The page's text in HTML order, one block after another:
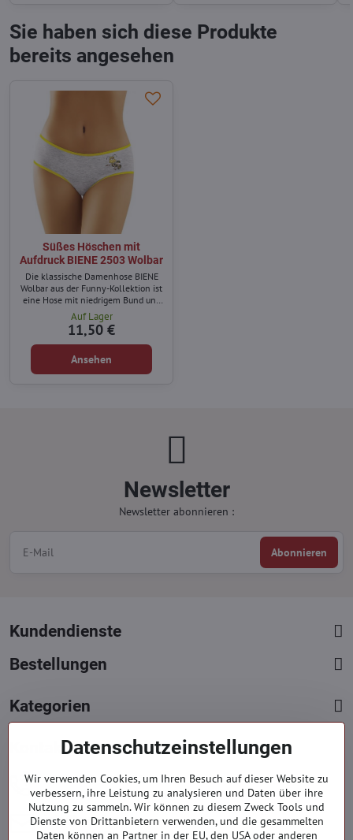
Sie haben sich diese Produkte
bereits angesehen
Süßes Höschen mit
Aufdruck BIENE 2503 Wolbar
Die klassische Damenhose BIENE
Wolbar aus der Funny-Kollektion ist
eine Hose mit niedrigem Bund und
etwas breiteren Hüften.
Auf Lager
11,50 €
Ansehen
Newsletter
Newsletter abonnieren :
Abonnieren
Kundendienste
Bestellungen
Kategorien
Kontakte
+421 919 060 751
Mont. - Freit. : 9:00 - 15:00 hod.
info​​@everlady​​.eu
Non stop ( 24/7 )
Datenschutzeinstellungen
Wir verwenden Cookies, um Ihren Besuch auf dieser Website zu
verbessern, ihre Leistung zu analysieren und Daten über ihre
Nutzung zu sammeln. Wir können zu diesem Zweck Tools und
Dienste von Drittanbietern verwenden, und die gesammelten
Daten können an Partner in der EU, den USA oder anderen